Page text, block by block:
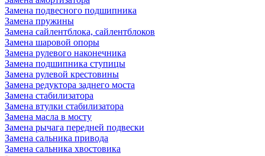
Замена подвесного подшипника
Замена пружины
Замена сайлентблока, сайлентблоков
Замена шаровой опоры
Замена рулевого наконечника
Замена подшипника ступицы
Замена рулевой крестовины
Замена редуктора заднего моста
Замена стабилизатора
Замена втулки стабилизатора
Замена масла в мосту
Замена рычага передней подвески
Замена сальника привода
Замена сальника хвостовика